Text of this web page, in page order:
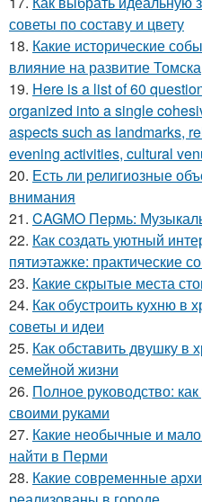
советы по составу и цвету
18. Какие исторические
влияние на развитие Томска
19. Here is a list of 60
organized into a single
aspects such as landmarks,
evening activities, cultural
20. Есть ли религиозные
внимания
21. CAGMO Пермь:
22. Как создать уютный
пятиэтажке: практические
23. Какие скрытые места
24. Как обустроить кухню в
советы и идеи
25. Как обставить двушку в
семейной жизни
26. Полное руководство:
своими руками
27. Какие необычные и
найти в Перми
28. Какие современные